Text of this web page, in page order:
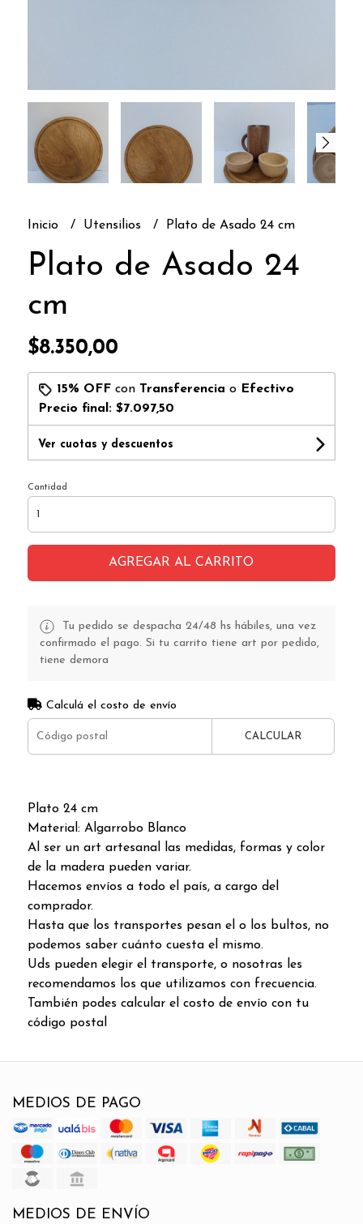
Inicio Utensilios Plato de Asado 24 cm
Plato de Asado 24
cm
$8.350,00
15% OFFcon Transferencia o Efectivo
Precio final: $7.097,50
Ver cuotas y descuentos
Cantidad
AGREGAR AL CARRITO
Tu pedido se despacha 24/48 hs hábiles, una vez
confirmado el pago. Si tu carrito tiene art por pedido,
tiene demora
Calculá el costo de envío
CALCULAR
Plato 24 cm
Material: Algarrobo Blanco
Al ser un art artesanal las medidas, formas y color
de la madera pueden variar.
Hacemos envíos a todo el país, a cargo del
comprador.
Hasta que los transportes pesan el o los bultos, no
podemos saber cuánto cuesta el mismo.
Uds pueden elegir el transporte, o nosotras les
recomendamos los que utilizamos con frecuencia.
También podes calcular el costo de envío con tu
código postal
MEDIOS DE PAGO
MEDIOS DE ENVÍO